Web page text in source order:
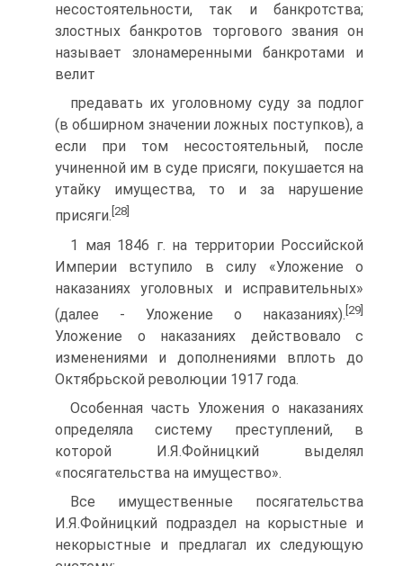
несостоятельности, так и банкротства;
злостных банкро­тов торгового звания он
называет злонамеренными банкротами и
велит
предавать их уголовному суду за подлог
(в обширном значении ложных поступков), а
если при том несостоятельный, после
учиненной им в суде присяги, покушается на
утайку имущества, то и за нарушение
присяги. [28]
1 мая 1846 г. на территории Российской
Империи вступило в силу «Уложение о
наказаниях уголовных и исправительных»
(далее - Уложе­ние о наказаниях). [29]
Уложение о наказаниях действовало с
изменениями и дополнениями вплоть до
Октябрьской революции 1917 года.
Особенная часть Уложения о наказаниях
определяла систему пре­ступлений, в
которой И.Я.Фойницкий выделял
«посягательства на иму­щество».
Все имущественные посягательства
И.Я.Фойницкий подраздел на корыстные и
некорыстные и предлагал их следующую